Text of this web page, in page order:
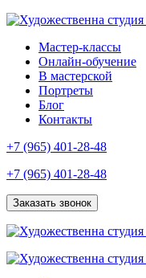
Мастер-классы
Онлайн-обучение
В мастерской
Портреты
Блог
Контакты
+7 (965) 401-28-48
+7 (965) 401-28-48
Заказать звонок